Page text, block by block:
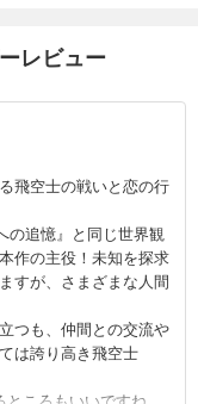
レビュー
飛空士の戦いと恋の行
の追憶』と同じ世界観
作の主役！未知を探求
すが、さまざまな人間
つも、仲間との交流や
は誇り高き飛空士